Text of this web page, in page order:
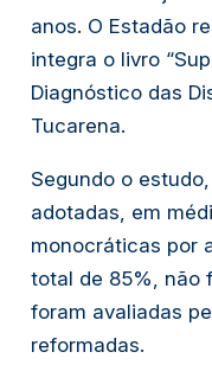
anos. O Estadão
integra o livro
Diagnóstico das
Tucarena.
Segundo o
adotadas, em
monocráticas por
total de 85%, não
foram avaliadas
reformadas.